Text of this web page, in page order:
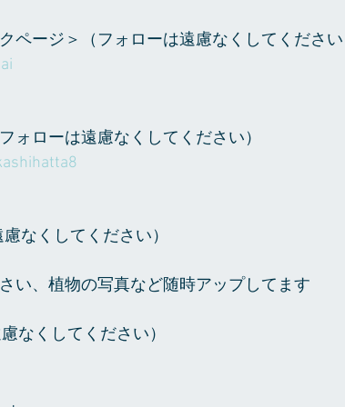
ページ＞（フォローは遠慮なくしてくださ
ォローは遠慮なくしてください）
なくしてください）
い、植物の写真など随時アップしてます
なくしてください）